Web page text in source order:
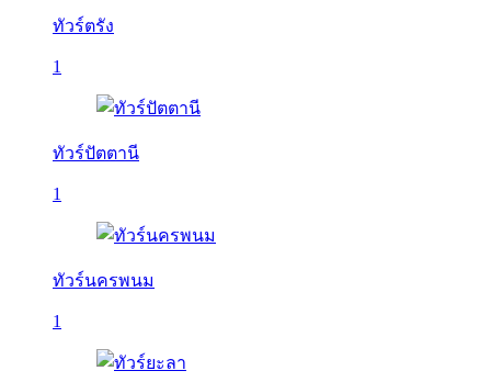
ทัวร์ตรัง
1
ทัวร์ปัตตานี
1
ทัวร์นครพนม
1